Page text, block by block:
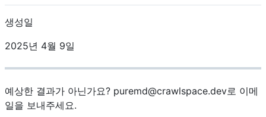
생성일
2025년 4월 9일
예상한 결과가 아닌가요? puremd@crawlspace.dev로 이메
일을 보내주세요.